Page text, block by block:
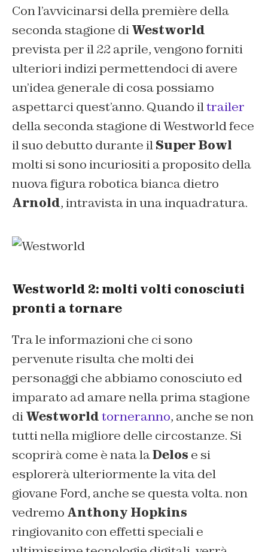
Con l’avvicinarsi della première della
seconda stagione diWestworld
prevista per il 22 aprile, vengono forniti
ulteriori indizi permettendoci di avere
un’idea generale di cosa possiamo
aspettarci quest’anno. Quando iltrailer
della seconda stagione di Westworld fece
il suo debutto durante ilSuper Bowl
molti si sono incuriositi a proposito della
nuova figura robotica bianca dietro
Arnold, intravista in una inquadratura.
Westworld 2: molti volti conosciuti
pronti a tornare
Tra le informazioni che ci sono
pervenute risulta che molti dei
personaggi che abbiamo conosciuto ed
imparato ad amare nella prima stagione
diWestworldtorneranno, anche se non
tutti nella migliore delle circostanze. Si
scoprirà come è nata laDelos e si
esplorerà ulteriormente la vita del
giovane Ford, anche se questa volta. non
vedremo Anthony Hopkins
ringiovanito con effetti speciali e